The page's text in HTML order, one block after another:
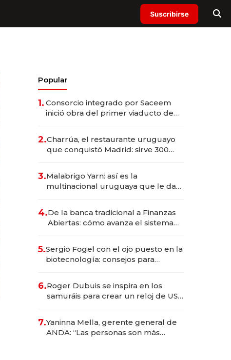
Suscribirse
Popular
1. Consorcio integrado por Saceem
inició obra del primer viaducto de
millones
2.Charrúa, el restaurante uruguayo
que conquistó Madrid: sirve 300
prepara apertura
3.Malabrigo Yarn: así es la
multinacional uruguaya que le da
4.De la banca tradicional a Finanzas
Abiertas: cómo avanza el sistema
5.Sergio Fogel con el ojo puesto en la
biotecnología: consejos para
6.Roger Dubuis se inspira en los
samuráis para crear un reloj de US$
7.Yaninna Mella, gerente general de
ANDA: “Las personas son más